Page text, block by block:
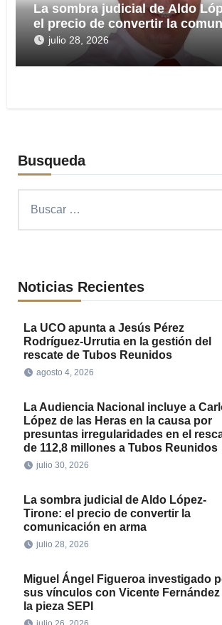
La sombra judicial de Aldo
el precio de convertir la
en arma
julio 28, 2026
Busqueda
Noticias Recientes
La UCO apunta a Jesús Pérez
Rodríguez-Urrutia en la gestión del
rescate de Tubos Reunidos
agosto 4, 2026
La Audiencia Nacional incluye a
López de las Heras en la causa por
presuntas irregularidades en el
de 112,8 millones a Tubos Reunidos
julio 30, 2026
La sombra judicial de Aldo López-
Tirone: el precio de convertir la
comunicación en arma
julio 28, 2026
Miguel Ángel Figueroa investigado
sus vínculos con Vicente Fernández
la pieza SEPI